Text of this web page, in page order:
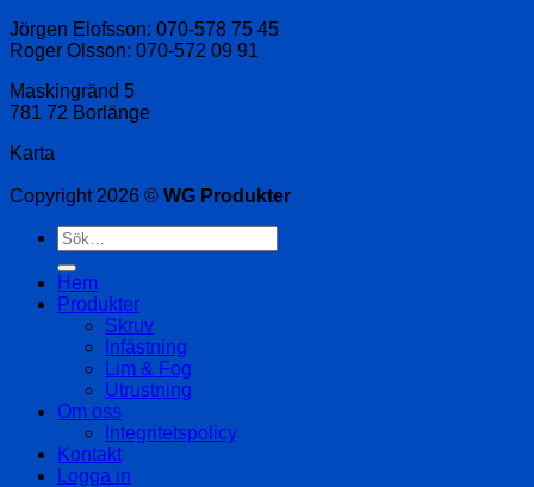
Jörgen Elofsson: 070-578 75 45
Roger Olsson: 070-572 09 91
Maskingränd 5
781 72 Borlänge
Karta
Copyright 2026 © WG Produkter
Sök
efter:
Hem
Produkter
Skruv
Infästning
Lim & Fog
Utrustning
Om oss
Integritetspolicy
Kontakt
Logga in